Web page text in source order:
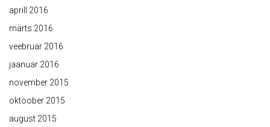
aprill 2016
märts 2016
veebruar 2016
jaanuar 2016
november 2015
oktoober 2015
august 2015